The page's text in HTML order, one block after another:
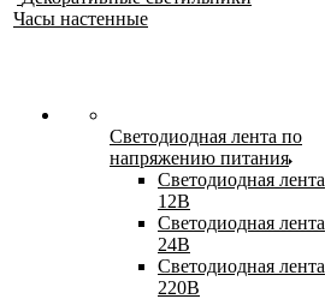
Часы настенные
Светодиодная лента по
напряжению питания
Светодиодная лента
12В
Светодиодная лента
24В
Светодиодная лента
220В